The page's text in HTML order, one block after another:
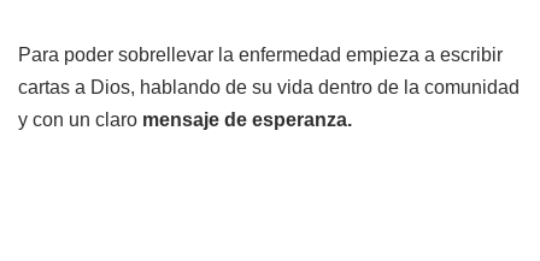
Para poder sobrellevar la enfermedad empieza a escribir
cartas a Dios, hablando de su vida dentro de la comunidad
y con un claro mensaje de esperanza.